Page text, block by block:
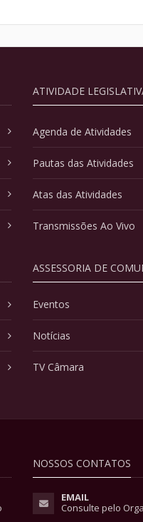
ATIVIDADE
Agenda de Atividades
Pautas das Atividades
Atas das Atividades
Transmissões Ao Vivo
ASSESSORIA DE
Eventos
Notícias
TV Câmara
NOSSOS CONTATOS
EMAIL
Consulte pelo